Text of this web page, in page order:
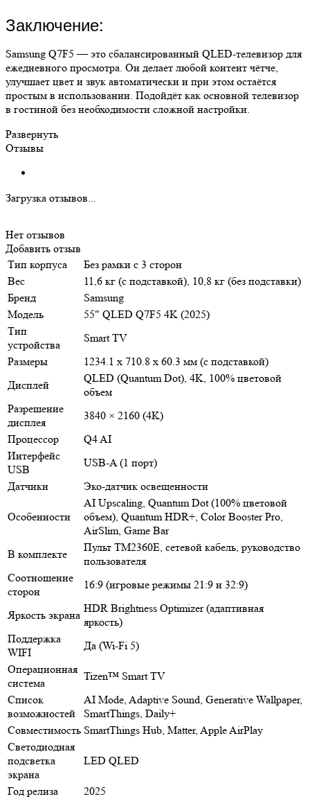
Заключение:
Samsung Q7F5 — это сбалансированный QLED-телевизор для
ежедневного просмотра. Он делает любой контент чётче,
улучшает цвет и звук автоматически и при этом остаётся
простым в использовании. Подойдёт как основной телевизор
в гостиной без необходимости сложной настройки.
Развернуть
Отзывы
Загрузка отзывов...
Нет отзывов
Добавить отзыв
Тип корпуса
Без рамки с 3 сторон
Вес
11,6 кг (с подставкой), 10,8 кг (без подставки)
Бренд
Samsung
Модель
55" QLED Q7F5 4K (2025)
Тип
устройства
Smart TV
Размеры
1234.1 x 710.8 x 60.3 мм (с подставкой)
Дисплей
QLED (Quantum Dot), 4K, 100% цветовой
объем
Разрешение
дисплея
3840 × 2160 (4K)
Процессор
Q4 AI
Интерфейс
USB
USB-A (1 порт)
Датчики
Эко-датчик освещенности
Особенности
AI Upscaling, Quantum Dot (100% цветовой
объем), Quantum HDR+, Color Booster Pro,
AirSlim, Game Bar
В комплекте
Пульт TM2360E, сетевой кабель, руководство
пользователя
Соотношение
сторон
16:9 (игровые режимы 21:9 и 32:9)
Яркость экрана
HDR Brightness Optimizer (адаптивная
яркость)
Поддержка
WIFI
Да (Wi-Fi 5)
Операционная
система
Tizen™ Smart TV
Список
возможностей
AI Mode, Adaptive Sound, Generative Wallpaper,
SmartThings, Daily+
Совместимость SmartThings Hub, Matter, Apple AirPlay
Светодиодная
подсветка
экрана
LED QLED
Год релиза
2025